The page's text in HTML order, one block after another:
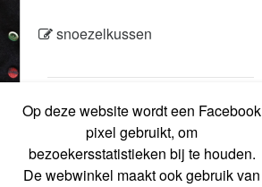
snoezelkussen
Bekijk oudere berichten ...
Op deze website wordt een Facebook
pixel gebruikt, om
bezoekersstatistieken bij te houden.
De webwinkel maakt ook gebruik van